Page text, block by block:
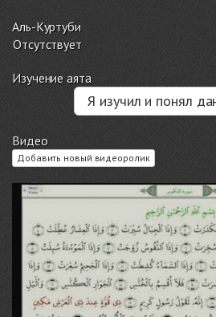
Аль-Куртуби
Отсутствует
Изучение аята
Я изучил и понял
Видео
Добавить новый видеоролик